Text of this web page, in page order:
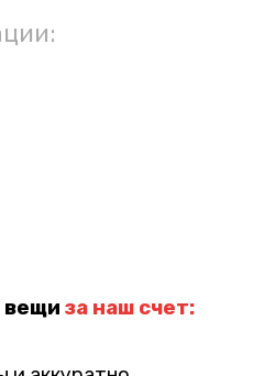
вещи за наш счет: